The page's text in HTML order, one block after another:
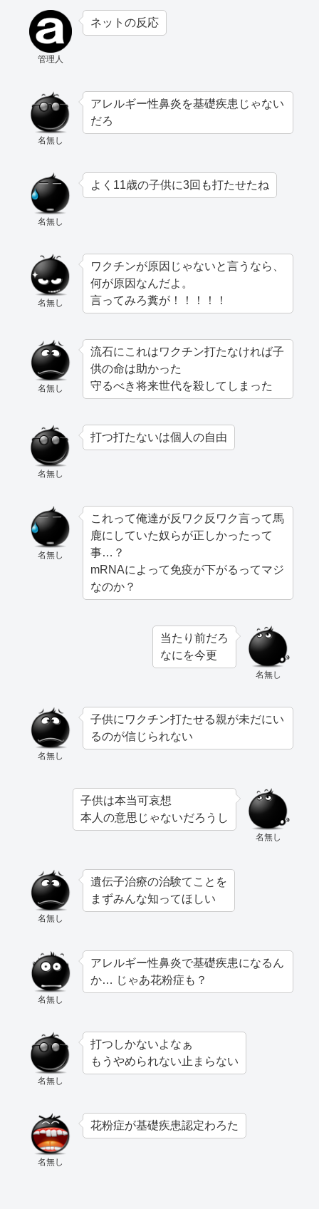
管理人
ネットの反応
名無し
アレルギー性鼻炎を基礎疾患じゃない
だろ
名無し
よく11歳の子供に3回も打たせたね
名無し
ワクチンが原因じゃないと言うなら、
何が原因なんだよ。
言ってみろ糞が！！！！！
名無し
流石にこれはワクチン打たなければ子
供の命は助かった
守るべき将来世代を殺してしまった
名無し
打つ打たないは個人の自由
名無し
これって俺達が反ワク反ワク言って馬
鹿にしていた奴らが正しかったって
事…？
mRNAによって免疫が下がるってマジ
なのか？
名無し
当たり前だろ
なにを今更
名無し
子供にワクチン打たせる親が未だにい
るのが信じられない
名無し
子供は本当可哀想
本人の意思じゃないだろうし
名無し
遺伝子治療の治験てことを
まずみんな知ってほしい
名無し
アレルギー性鼻炎で基礎疾患になるん
か… じゃあ花粉症も？
名無し
打つしかないよなぁ
もうやめられない止まらない
名無し
花粉症が基礎疾患認定わろた